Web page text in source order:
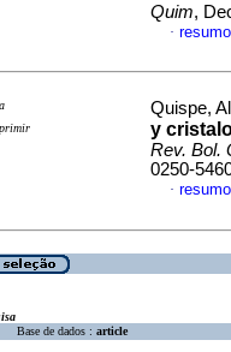
Quim,
·
Quispe,
y
Rev. Bol.
0250-
·
Base de dados : article